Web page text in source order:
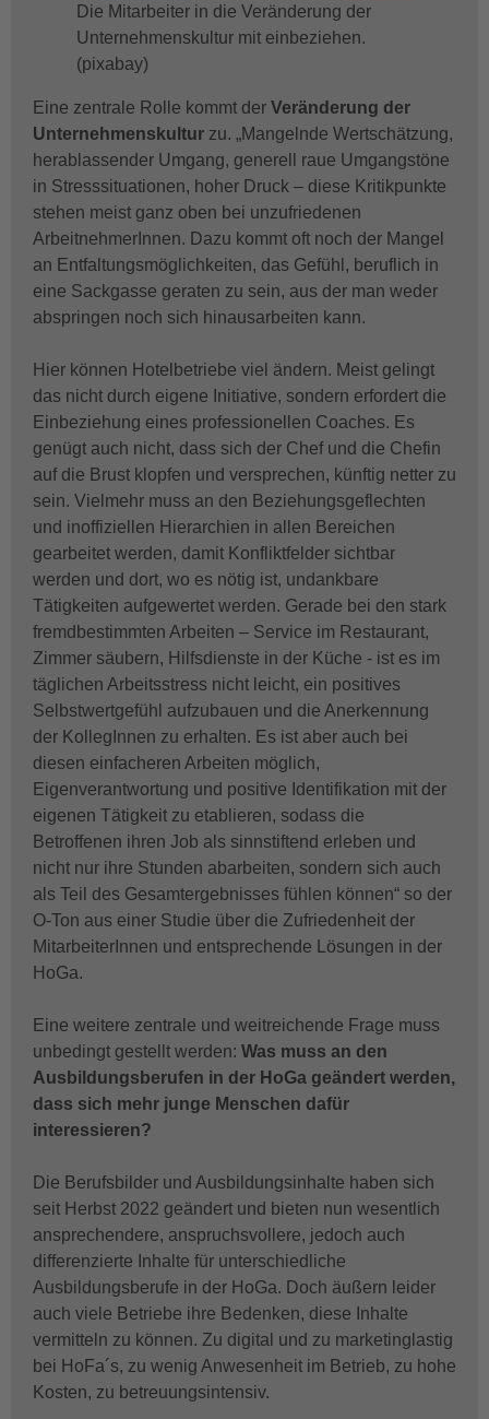
Die Mitarbeiter in die Veränderung der
Unternehmenskultur mit einbeziehen.
(pixabay)
Eine zentrale Rolle kommt der Veränderung der
Unternehmenskultur zu. „Mangelnde Wertschätzung,
herablassender Umgang, generell raue Umgangstöne
in Stresssituationen, hoher Druck – diese Kritikpunkte
stehen meist ganz oben bei unzufriedenen
ArbeitnehmerInnen. Dazu kommt oft noch der Mangel
an Entfaltungsmöglichkeiten, das Gefühl, beruflich in
eine Sackgasse geraten zu sein, aus der man weder
abspringen noch sich hinausarbeiten kann.
Hier können Hotelbetriebe viel ändern. Meist gelingt
das nicht durch eigene Initiative, sondern erfordert die
Einbeziehung eines professionellen Coaches. Es
genügt auch nicht, dass sich der Chef und die Chefin
auf die Brust klopfen und versprechen, künftig netter zu
sein. Vielmehr muss an den Beziehungsgeflechten
und inoffiziellen Hierarchien in allen Bereichen
gearbeitet werden, damit Konfliktfelder sichtbar
werden und dort, wo es nötig ist, undankbare
Tätigkeiten aufgewertet werden. Gerade bei den stark
fremdbestimmten Arbeiten – Service im Restaurant,
Zimmer säubern, Hilfsdienste in der Küche - ist es im
täglichen Arbeitsstress nicht leicht, ein positives
Selbstwertgefühl aufzubauen und die Anerkennung
der KollegInnen zu erhalten. Es ist aber auch bei
diesen einfacheren Arbeiten möglich,
Eigenverantwortung und positive Identifikation mit der
eigenen Tätigkeit zu etablieren, sodass die
Betroffenen ihren Job als sinnstiftend erleben und
nicht nur ihre Stunden abarbeiten, sondern sich auch
als Teil des Gesamtergebnisses fühlen können“ so der
O-Ton aus einer Studie über die Zufriedenheit der
MitarbeiterInnen und entsprechende Lösungen in der
HoGa.
Eine weitere zentrale und weitreichende Frage muss
unbedingt gestellt werden: Was muss an den
Ausbildungsberufen in der HoGa geändert werden,
dass sich mehr junge Menschen dafür
interessieren?
Die Berufsbilder und Ausbildungsinhalte haben sich
seit Herbst 2022 geändert und bieten nun wesentlich
ansprechendere, anspruchsvollere, jedoch auch
differenzierte Inhalte für unterschiedliche
Ausbildungsberufe in der HoGa. Doch äußern leider
auch viele Betriebe ihre Bedenken, diese Inhalte
vermitteln zu können. Zu digital und zu marketinglastig
bei HoFa´s, zu wenig Anwesenheit im Betrieb, zu hohe
Kosten, zu betreuungsintensiv.